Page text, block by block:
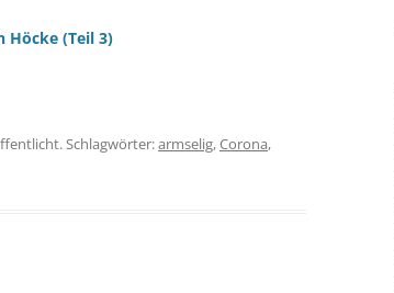
Höcke (Teil 3)
Schlagwörter:armselig,Corona,